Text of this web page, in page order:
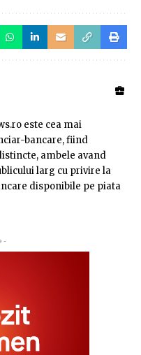
este cea mai
bancare, fiind
ambele avand
larg cu privire la
disponibile pe piata
-